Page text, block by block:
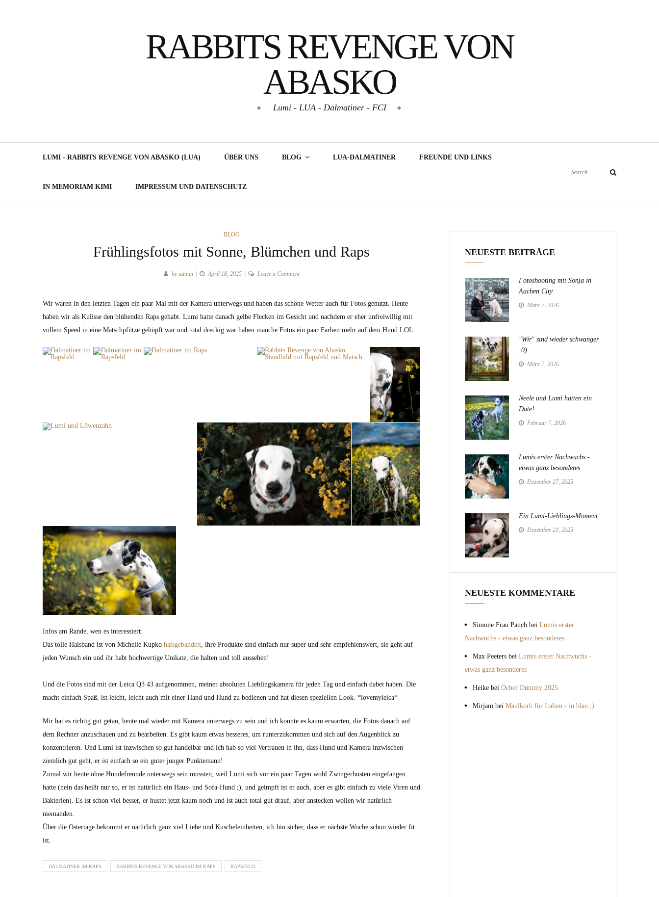
RABBITS REVENGE VON
ABASKO
Lumi - LUA - Dalmatiner - FCI
LUMI - RABBITS REVENGE VON ABASKO (LUA) ÜBER UNS BLOG LUA-DALMATINER FREUNDE UND LINKS
IN MEMORIAM KIMI IMPRESSUM UND DATENSCHUTZ
Search
CATEGORIES
BLOG
Frühlingsfotos mit Sonne, Blümchen und Raps
byadmin April 18, 2025 Leave a Commenton
Sonne,
Blümchen
und
Wir waren in den letzten Tagen ein paar Mal mit der Kamera unterwegs und haben das schöne Wetter auch für Fotos genutzt. Heute
haben wir als Kulisse den blühenden Raps gehabt. Lumi hatte danach gelbe Flecken im Gesicht und nachdem er eher unfreiwillig mit
vollem Speed in eine Matschpfütze gehüpft war und total dreckig war haben manche Fotos ein paar Farben mehr auf dem Hund LOL.
Infos am Rande, wen es interessiert:
Das tolle Halsband ist von Michelle Kupko halsgebandelt , ihre Produkte sind einfach nur super und sehr empfehlenswert, sie geht auf
jeden Wunsch ein und ihr habt hochwertige Unikate, die halten und toll aussehen!
Und die Fotos sind mit der Leica Q3 43 aufgenommen, meiner absoluten Lieblingskamera für jeden Tag und einfach dabei haben. Die
macht einfach Spaß, ist leicht, leicht auch mit einer Hand und Hund zu bedienen und hat diesen speziellen Look. *lovemyleica*
Mir hat es richtig gut getan, heute mal wieder mit Kamera unterwegs zu sein und ich konnte es kaum erwarten, die Fotos danach auf
dem Rechner anzuschauen und zu bearbeiten. Es gibt kaum etwas besseres, um runterzukommen und sich auf den Augenblick zu
konzentrieren. Und Lumi ist inzwischen so gut handelbar und ich hab so viel Vertrauen in ihn, dass Hund und Kamera inzwischen
ziemlich gut geht, er ist einfach so ein guter junger Punktemann!
Zumal wir heute ohne Hundefreunde unterwegs sein mussten, weil Lumi sich vor ein paar Tagen wohl Zwingerhusten eingefangen
hatte (nein das heißt nur so, er ist natürlich ein Haus- und Sofa-Hund ;), und geimpft ist er auch, aber es gibt einfach zu viele Viren und
Bakterien). Es ist schon viel besser, er hustet jetzt kaum noch und ist auch total gut drauf, aber anstecken wollen wir natürlich
niemanden.
Über die Ostertage bekommt er natürlich ganz viel Liebe und Kuscheleinheiten, ich bin sicher, dass er nächste Woche schon wieder fit
ist.
DALMATINER IM RAPS RABBITS REVENGE VON ABASKO IM RAPS RAPSFELD
NEUESTE BEITRÄGE
Fotoshooting mit Sonja in
Aachen City
März 7, 2026
"Wir" sind wieder schwanger
:0)
März 7, 2026
Neele und Lumi hatten ein
Date!
Februar 7, 2026
Lumis erster Nachwuchs -
etwas ganz besonderes
Dezember 27, 2025
Ein Lumi-Lieblings-Moment
Dezember 21, 2025
NEUESTE KOMMENTARE
Simone Frau Pauch bei Lumis erster
Nachwuchs - etwas ganz besonderes
Max Peeters bei Lumis erster Nachwuchs -
etwas ganz besonderes
Heike bei Öcher Dummy 2025
Mirjam bei Maulkorb für Italien - in blau ;)